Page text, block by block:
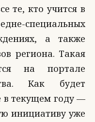
те, кто учится в
а также
региона. Такая
на портале
Как будет
в текущем году —
инициативу уже